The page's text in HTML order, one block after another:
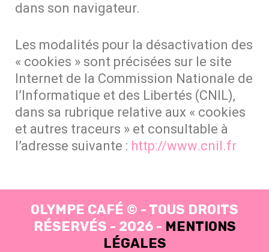
dans son navigateur.
Les modalités pour la désactivation des
« cookies » sont précisées sur le site
Internet de la Commission Nationale de
l’Informatique et des Libertés (CNIL),
dans sa rubrique relative aux « cookies
et autres traceurs » et consultable à
l’adresse suivante : http://www.cnil.fr
OLYMPE CAFÉ © - TOUS DROITS
RÉSERVÉS - 2026 - MENTIONS
LÉGALES